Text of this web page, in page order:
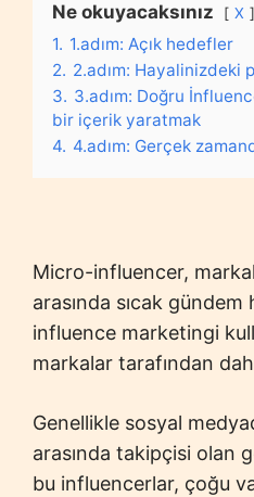
Ne okuyacaksınız X
1. 1.adım: Açık hedefler
2. 2.adım: Hayalinizdeki
3. 3.adım: Doğru
bir içerik yaratmak
4. 4.adım: Gerçek
Micro-influencer,
arasında sıcak
influence marketingi
markalar tarafından
Genellikle sosyal
arasında takipçisi olan
bu influencerlar, çoğu